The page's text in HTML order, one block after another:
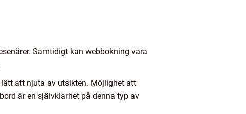
Samtidigt kan webbokning vara
att njuta av utsikten. Möjlighet att
är en självklarhet på denna typ av